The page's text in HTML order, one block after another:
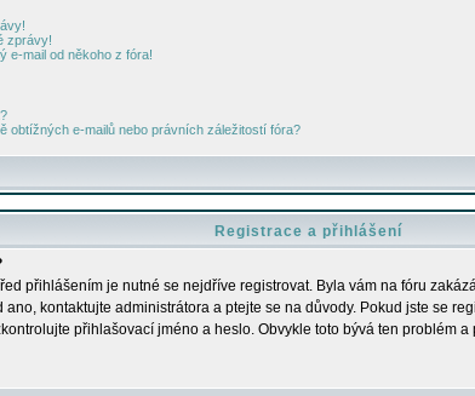
zprávy!
e-mail od někoho z fóra!
obtížných e-mailů nebo právních záležitostí fóra?
Registrace a přihlášení
přihlášením je nutné se nejdříve registrovat. Byla vám na fóru
kontaktujte administrátora a ptejte se na důvody. Pokud jste se
přihlašovací jméno a heslo. Obvykle toto bývá ten problém